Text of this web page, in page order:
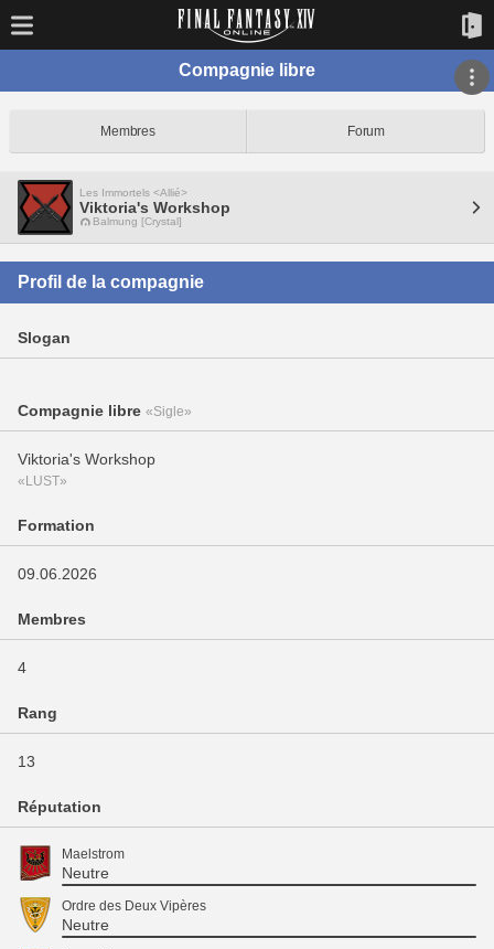
Compagnie libre
Membres Forum
Les Immortels <Allié>
Viktoria's Workshop
Balmung [Crystal]
Profil de la compagnie
Slogan
Compagnie libre «Sigle»
Viktoria's Workshop
«LUST»
Formation
09.06.2026
Membres
4
Rang
13
Réputation
Maelstrom
Neutre
Ordre des Deux Vipères
Neutre